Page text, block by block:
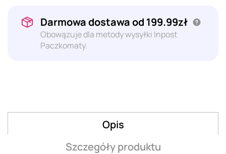
Darmowa dostawa od 199.99zł
Obowązuje dla metody wysyłki Inpost
Paczkomaty.
Opis
Szczegóły produktu